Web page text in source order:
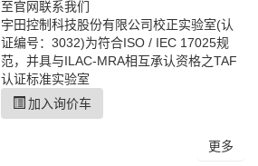
至官网联系我们
宇田控制科技股份有限公司校正实验室(认
证编号：3032)为符合ISO / IEC 17025规
范，并具与ILAC-MRA相互承认资格之TAF
认证标准实验室
加入询价车
更多